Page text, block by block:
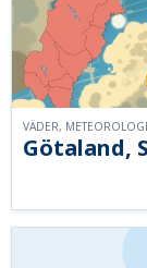
Götaland,
VÄDER,